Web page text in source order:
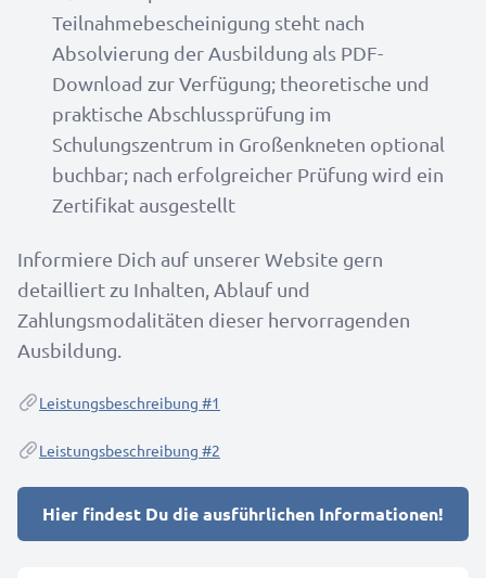
Teilnahmebescheinigung steht nach
Absolvierung der Ausbildung als PDF-
Download zur Verfügung; theoretische und
praktische Abschlussprüfung im
Schulungszentrum in Großenkneten optional
buchbar; nach erfolgreicher Prüfung wird ein
Zertifikat ausgestellt
Informiere Dich auf unserer Website gern
detailliert zu Inhalten, Ablauf und
Zahlungsmodalitäten dieser hervorragenden
Ausbildung.
Leistungsbeschreibung #1
Leistungsbeschreibung #2
Hier findest Du die ausführlichen Informationen!